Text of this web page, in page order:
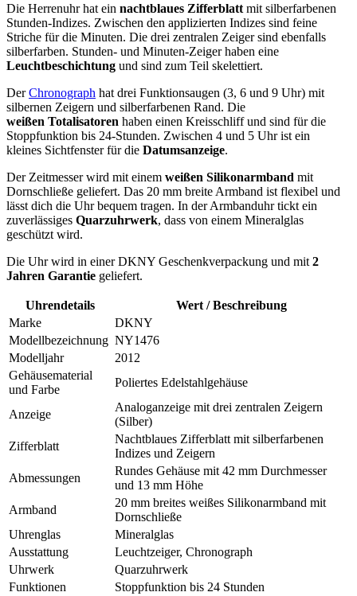
Die Herrenuhr hat ein nachtblaues Zifferblatt mit silberfarbenen
Stunden-Indizes. Zwischen den applizierten Indizes sind feine
Striche für die Minuten. Die drei zentralen Zeiger sind ebenfalls
silberfarben. Stunden- und Minuten-Zeiger haben eine
Leuchtbeschichtung und sind zum Teil skelettiert.
DerChronograph hat drei Funktionsaugen (3, 6 und 9 Uhr) mit
silbernen Zeigern und silberfarbenen Rand. Die
weißen Totalisatoren haben einen Kreisschliff und sind für die
Stoppfunktion bis 24-Stunden. Zwischen 4 und 5 Uhr ist ein
kleines Sichtfenster für die Datumsanzeige.
Der Zeitmesser wird mit einem weißen Silikonarmband mit
Dornschließe geliefert. Das 20 mm breite Armband ist flexibel und
lässt dich die Uhr bequem tragen. In der Armbanduhr tickt ein
zuverlässiges Quarzuhrwerk, dass von einem Mineralglas
geschützt wird.
Die Uhr wird in einer DKNY Geschenkverpackung und mit 2
Jahren Garantie geliefert.
Uhrendetails
Wert / Beschreibung
Marke
DKNY
Modellbezeichnung NY1476
Modelljahr
2012
Gehäusematerial
und Farbe
Poliertes Edelstahlgehäuse
Anzeige
Analoganzeige mit drei zentralen Zeigern
(Silber)
Zifferblatt
Nachtblaues Zifferblatt mit silberfarbenen
Indizes und Zeigern
Abmessungen
Rundes Gehäuse mit 42 mm Durchmesser
und 13 mm Höhe
Armband
20 mm breites weißes Silikonarmband mit
Dornschließe
Uhrenglas
Mineralglas
Ausstattung
Leuchtzeiger, Chronograph
Uhrwerk
Quarzuhrwerk
Funktionen
Stoppfunktion bis 24 Stunden